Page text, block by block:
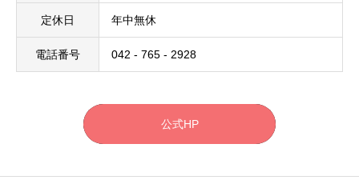
定休日 年中無休
電話番号 042 - 765 - 2928
公式HP